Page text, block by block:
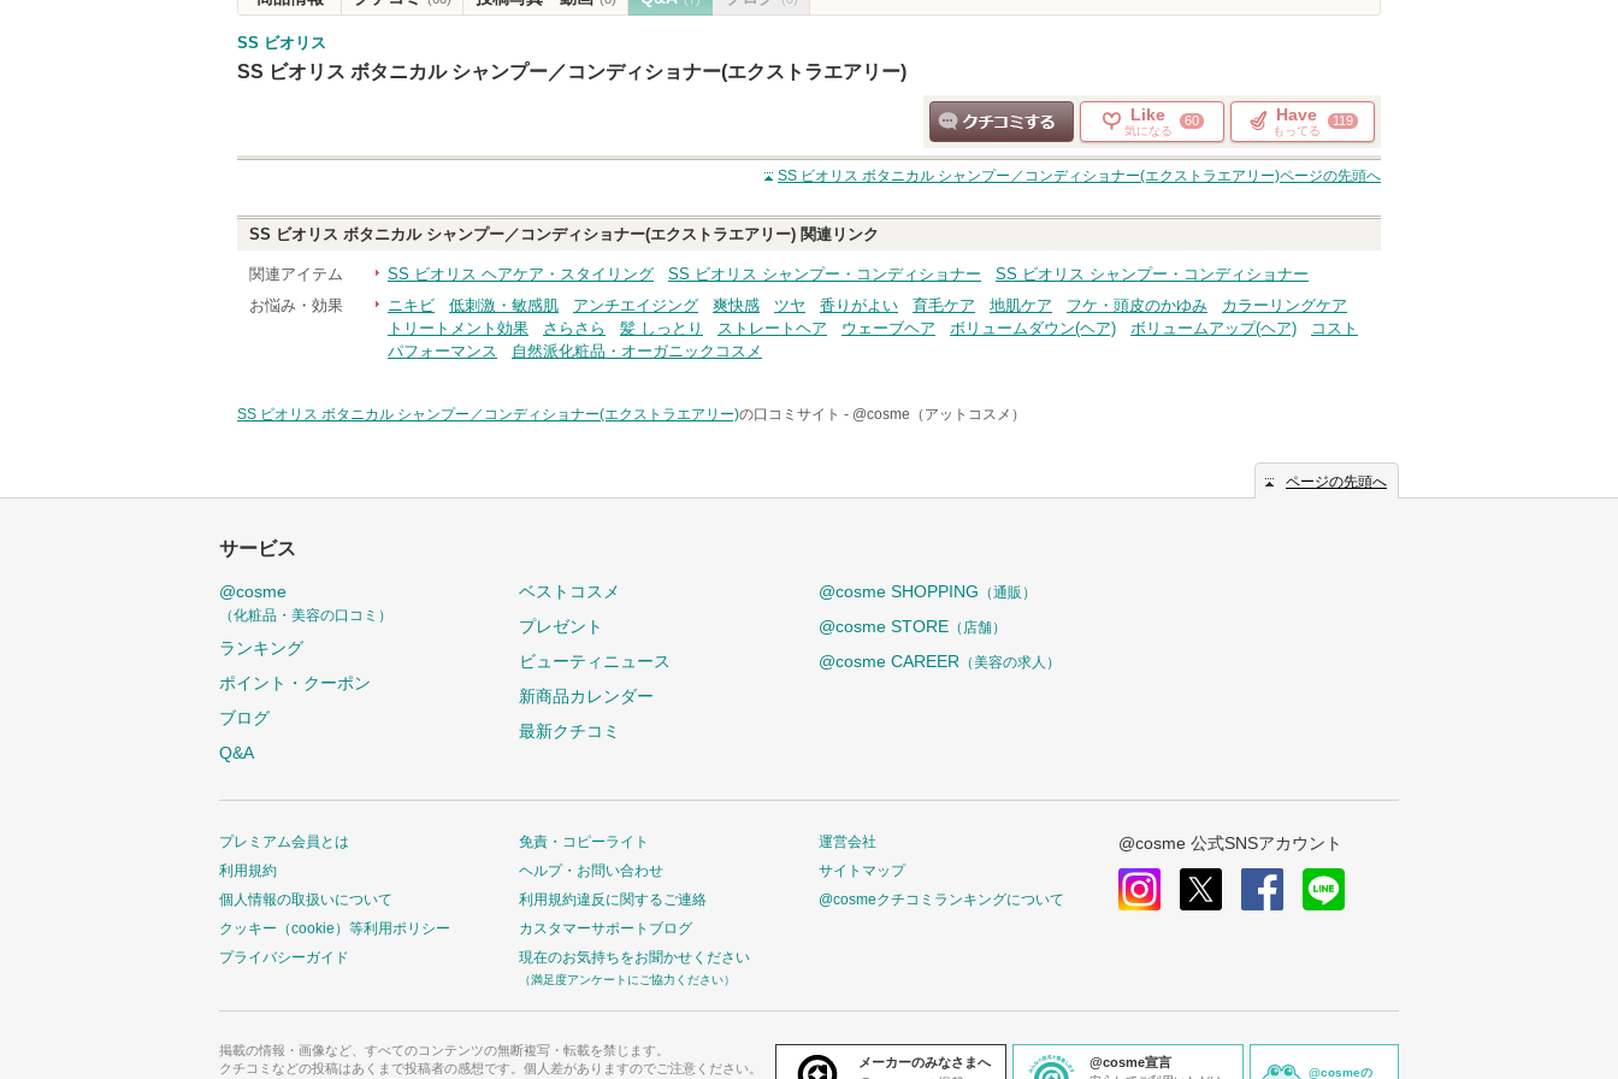
SS ビオリス
SS ビオリス ボタニカル シャンプー／コンディショナー(エクストラエアリー)
クチコミする
Like
気になる
60 Have
もってる
119
SS ビオリス ボタニカル シャンプー／コンディショナー(エクストラエアリー)ページの先頭へ
SS ビオリス ボタニカル シャンプー／コンディショナー(エクストラエアリー) 関連リンク
関連アイテム SS ビオリス ヘアケア・スタイリング SS ビオリス シャンプー・コンディショナー
SS ビオリス シャンプー・コンディショナー
お悩み・効果
ニキビ 低刺激・敏感肌 アンチエイジング 爽快感 ツヤ 香りがよい 育毛ケア 地肌ケア フケ・頭皮のかゆみ
カラーリングケア
トリートメント効果
さらさら 髪 しっとり ストレートヘア ウェーブヘア ボリュームダウン(ヘア) ボリュームアップ(ヘア)
コスト
パフォーマンス
自然派化粧品・オーガニックコスメ
SS ビオリス ボタニカル シャンプー／コンディショナー(エクストラエアリー)の口コミサイト - @cosme（アットコスメ）
ページの先頭へ
サービス
@cosme
（化粧品・美容の口コミ）
ランキング
ポイント・クーポン
ブログ
Q&A
ベストコスメ
プレゼント
ビューティニュース
新商品カレンダー
最新クチコミ
@cosme SHOPPING （通販）
@cosme STORE （店舗）
@cosme CAREER （美容の求人）
プレミアム会員とは
利用規約
個人情報の取扱いについて
クッキー（cookie）等利用ポリシー
プライバシーガイド
免責・コピーライト
ヘルプ・お問い合わせ
利用規約違反に関するご連絡
カスタマーサポートブログ
現在のお気持ちをお聞かせください
（満足度アンケートにご協力ください）
運営会社
サイトマップ
@cosmeクチコミランキングについて
@cosme 公式SNSアカウント
掲載の情報・画像など、すべてのコンテンツの無断複写・転載を禁じます。
クチコミなどの投稿はあくまで投稿者の感想です。個人差がありますのでご注意ください。
メーカーのみなさまへ
@cosme宣言
@cosmeの